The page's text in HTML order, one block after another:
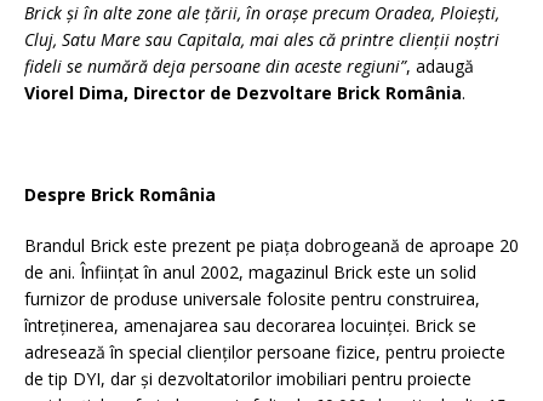
Brick și în alte zone ale țării, în orașe precum Oradea, Ploiești,
Cluj, Satu Mare sau Capitala, mai ales că printre clienții noștri
fideli se numără deja persoane din aceste regiuni”, adaugă
Viorel Dima, Director de Dezvoltare Brick România.
Despre Brick România
Brandul Brick este prezent pe piața dobrogeană de aproape 20
de ani. Înființat în anul 2002, magazinul Brick este un solid
furnizor de produse universale folosite pentru construirea,
întreținerea, amenajarea sau decorarea locuinței. Brick se
adresează în special clienților persoane fizice, pentru proiecte
de tip DYI, dar și dezvoltatorilor imobiliari pentru proiecte